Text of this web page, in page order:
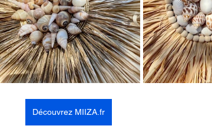
Découvrez MIIZA.fr